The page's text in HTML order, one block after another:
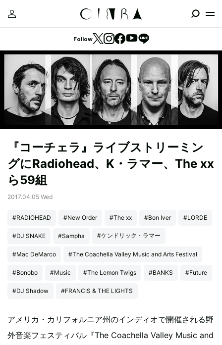
Follow
『コーチェラ』ライブストリーミン
グにRadiohead、K・ラマー、The xx
ら59組
2017.04.05 Wed
#RADIOHEAD #New Order #The xx #Bon Iver #LORDE
#DJ SNAKE #Sampha #ケンドリック・ラマー
#Mac DeMarco #The Coachella Valley Music and Arts Festival
#Bonobo #Music #The Lemon Twigs #BANKS #Future
#DJ Shadow #FRANCIS & THE LIGHTS
アメリカ・カリフォルニア州のインディオで開催される野
外音楽フェスティバル『The Coachella Valley Music and